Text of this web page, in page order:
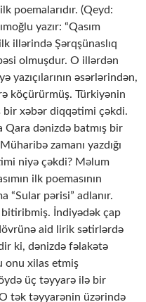
poemalarıdır. (Qeyd:
yazır: “Qasım
illərində Şərqşünaslıq
olmuşdur. O illərdən
yazıçılarının əsərlərindən,
köçürürmüş. Türkiyənin
bir xəbər diqqətimi çəkdi.
Qara dənizdə batmış bir
zamanı yazdığı
niyə çəkdi? Məlum
ilk poemasının
“Sular pərisi” adlanır.
bitiribmiş. İndiyədək çap
aid lirik sətirlərdə
ki, dənizdə fəlakətə
onu xilas etmiş
üç təyyarə ilə bir
tək təyyarənin üzərində